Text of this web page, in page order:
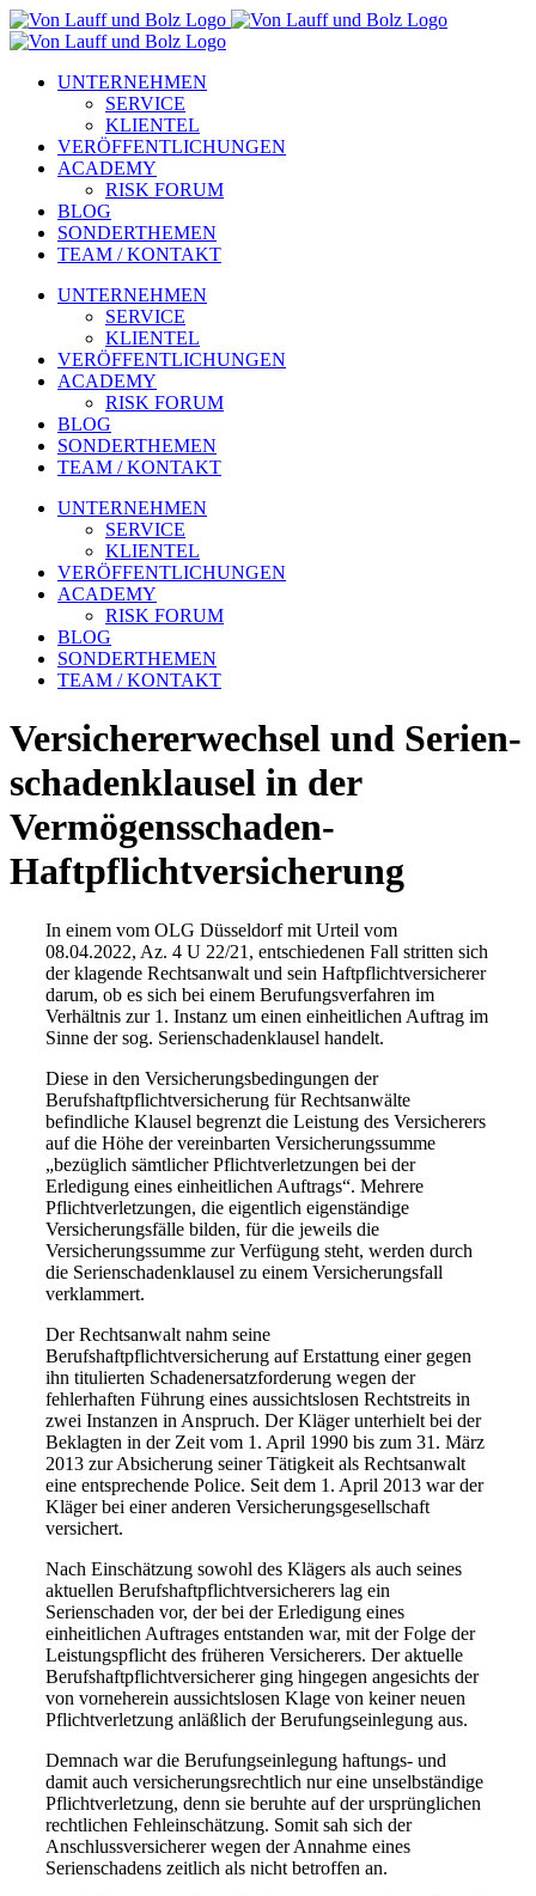
Zum
Inhalt
UNTERNEHMEN
SERVICE
KLIENTEL
VERÖFFENTLICHUNGEN
ACADEMY
RISK FORUM
BLOG
SONDERTHEMEN
TEAM / KONTAKT
UNTERNEHMEN
SERVICE
KLIENTEL
VERÖFFENTLICHUNGEN
ACADEMY
RISK FORUM
BLOG
SONDERTHEMEN
TEAM / KONTAKT
UNTERNEHMEN
SERVICE
KLIENTEL
VERÖFFENTLICHUNGEN
ACADEMY
RISK FORUM
BLOG
SONDERTHEMEN
TEAM / KONTAKT
Versicherer­wechsel und Serien­
schaden­klausel in der
Vermögens­schaden-
Haftpflicht­versicherung
In einem vom OLG Düsseldorf mit Urteil vom
08.04.2022, Az. 4 U 22/21, entschiedenen Fall stritten sich
der klagende Rechtsanwalt und sein Haftpflichtversicherer
darum, ob es sich bei einem Berufungsverfahren im
Verhältnis zur 1. Instanz um einen einheitlichen Auftrag im
Sinne der sog. Serienschadenklausel handelt.
Diese in den Versicherungsbedingungen der
Berufshaftpflichtversicherung für Rechtsanwälte
befindliche Klausel begrenzt die Leistung des Versicherers
auf die Höhe der vereinbarten Versicherungssumme
„bezüglich sämtlicher Pflichtverletzungen bei der
Erledigung eines einheitlichen Auftrags“. Mehrere
Pflichtverletzungen, die eigentlich eigenständige
Versicherungsfälle bilden, für die jeweils die
Versicherungssumme zur Verfügung steht, werden durch
die Serienschadenklausel zu einem Versicherungsfall
verklammert.
Der Rechtsanwalt nahm seine
Berufshaftpflichtversicherung auf Erstattung einer gegen
ihn titulierten Schadenersatzforderung wegen der
fehlerhaften Führung eines aussichtslosen Rechtstreits in
zwei Instanzen in Anspruch. Der Kläger unterhielt bei der
Beklagten in der Zeit vom 1. April 1990 bis zum 31. März
2013 zur Absicherung seiner Tätigkeit als Rechtsanwalt
eine entsprechende Police. Seit dem 1. April 2013 war der
Kläger bei einer anderen Versicherungsgesellschaft
versichert.
Nach Einschätzung sowohl des Klägers als auch seines
aktuellen Berufshaftpflichtversicherers lag ein
Serienschaden vor, der bei der Erledigung eines
einheitlichen Auftrages entstanden war, mit der Folge der
Leistungspflicht des früheren Versicherers. Der aktuelle
Berufshaftpflichtversicherer ging hingegen angesichts der
von vorneherein aussichtslosen Klage von keiner neuen
Pflichtverletzung anläßlich der Berufungseinlegung aus.
Demnach war die Berufungseinlegung haftungs- und
damit auch versicherungsrechtlich nur eine unselbständige
Pflichtverletzung, denn sie beruhte auf der ursprünglichen
rechtlichen Fehleinschätzung. Somit sah sich der
Anschlussversicherer wegen der Annahme eines
Serienschadens zeitlich als nicht betroffen an.